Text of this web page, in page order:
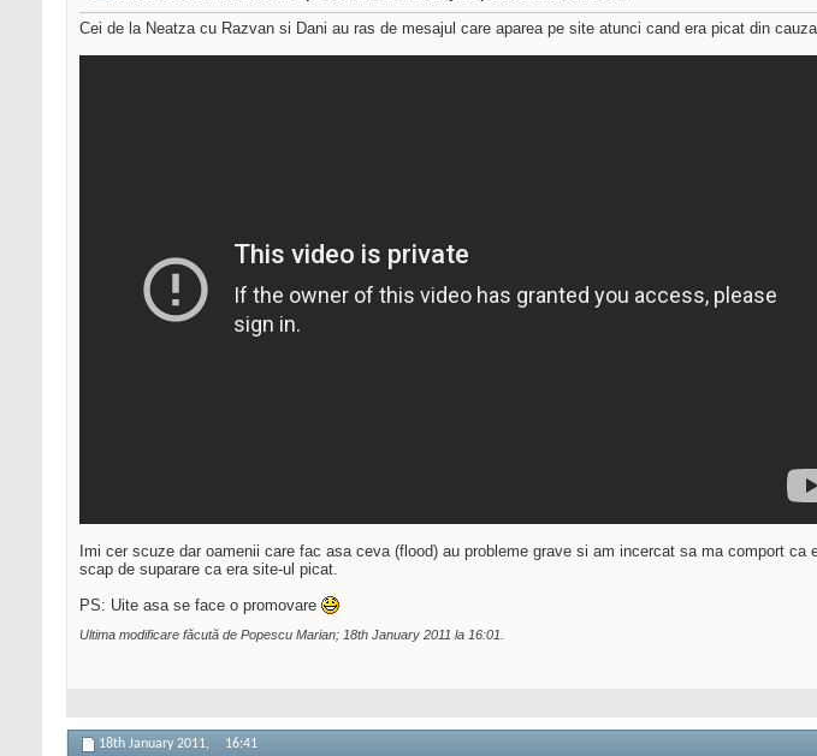
Cei de la Neatza cu Razvan si Dani au ras de mesajul care aparea pe site atunci cand era picat din
Imi cer scuze dar oamenii care fac asa ceva (flood) au probleme grave si am incercat sa ma comport
scap de suparare ca era site-ul picat.
PS: Uite asa se face o promovare
Ultima modificare făcută de Popescu Marian; 18th January 2011 la 16:01
18th January 2011, 16:41